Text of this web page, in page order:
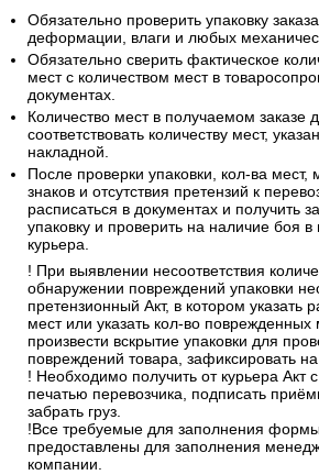
Обязательно проверить упаковку
деформации, влаги и любых
Обязательно сверить фактическое
мест с количеством мест в
документах.
Количество мест в получаемом заказе
соответствовать количеству мест,
накладной.
После проверки упаковки, кол-ва мест,
знаков и отсутствия претензий к
расписаться в документах и получить
упаковку и проверить на наличие боя в
курьера.
! При выявлении несоответствия
обнаружении повреждений упаковки
претензионный Акт, в котором указать
мест или указать кол-во поврежденных
произвести вскрытие упаковки для
повреждений товара, зафиксировать
! Необходимо получить от курьера Акт
печатью перевозчика, подписать
забрать груз.
!Все требуемые для заполнения
предоставлены для заполнения
компании.